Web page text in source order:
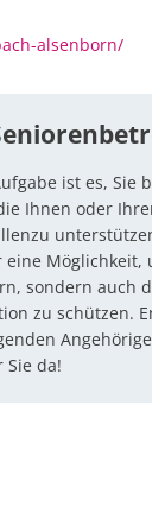
alsenborn/
ist es, Sie
Ihnen oder
Möglichkeit,
sondern auch
zu schützen.
Sie da!